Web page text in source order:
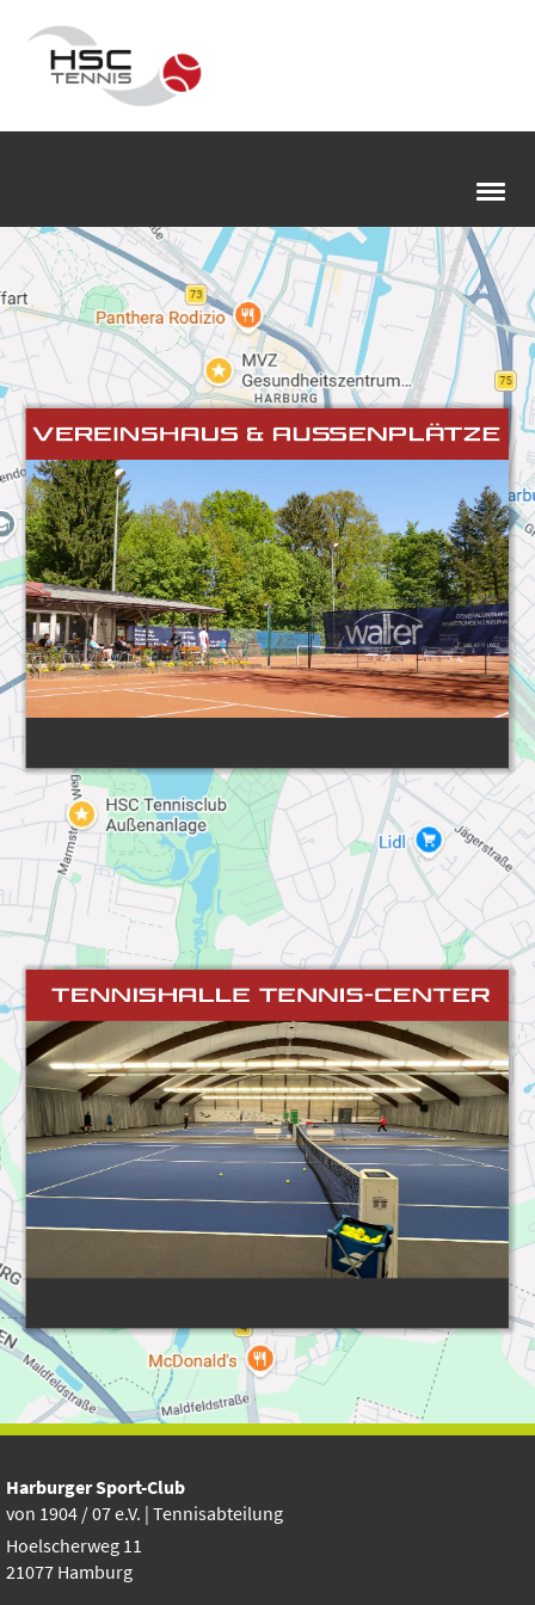
Harburger Sport-Club
von 1904 / 07 e.V. | Tennisabteilung
Hoelscherweg 11
21077 Hamburg